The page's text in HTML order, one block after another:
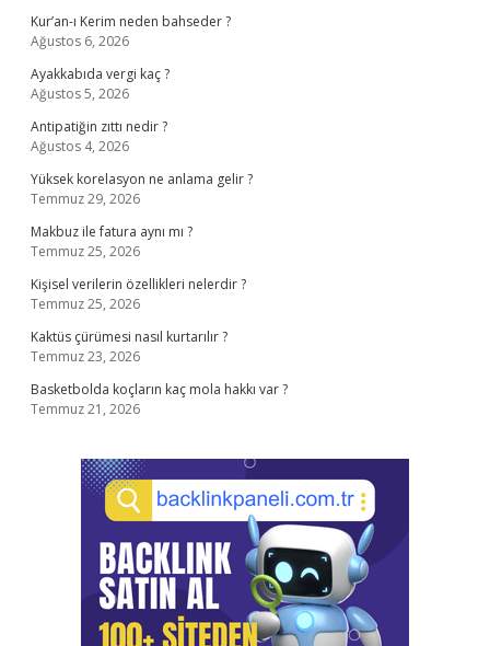
Kur’an-ı Kerim neden bahseder ?
Ağustos 6, 2026
Ayakkabıda vergi kaç ?
Ağustos 5, 2026
Antipatiğin zıttı nedir ?
Ağustos 4, 2026
Yüksek korelasyon ne anlama gelir ?
Temmuz 29, 2026
Makbuz ile fatura aynı mı ?
Temmuz 25, 2026
Kişisel verilerin özellikleri nelerdir ?
Temmuz 25, 2026
Kaktüs çürümesi nasıl kurtarılır ?
Temmuz 23, 2026
Basketbolda koçların kaç mola hakkı var ?
Temmuz 21, 2026